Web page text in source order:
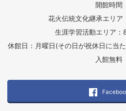
開館時間
花火伝統文化継承エリ
生涯学習活動エリア
休館日：月曜日(その日が祝休日に当
入館無料